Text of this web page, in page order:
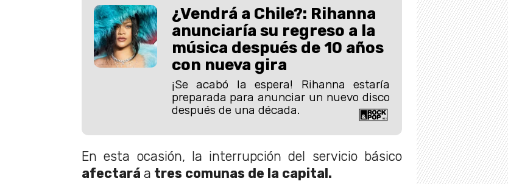
¿Vendrá a Chile?: Rihanna
anunciaría su regreso a la
música después de 10 años
con nueva gira
¡Se acabó la espera! Rihanna estaría
preparada para anunciar un nuevo disco
después de una década.
En esta ocasión, la interrupción del servicio básico
afectará a tres comunas de la capital.